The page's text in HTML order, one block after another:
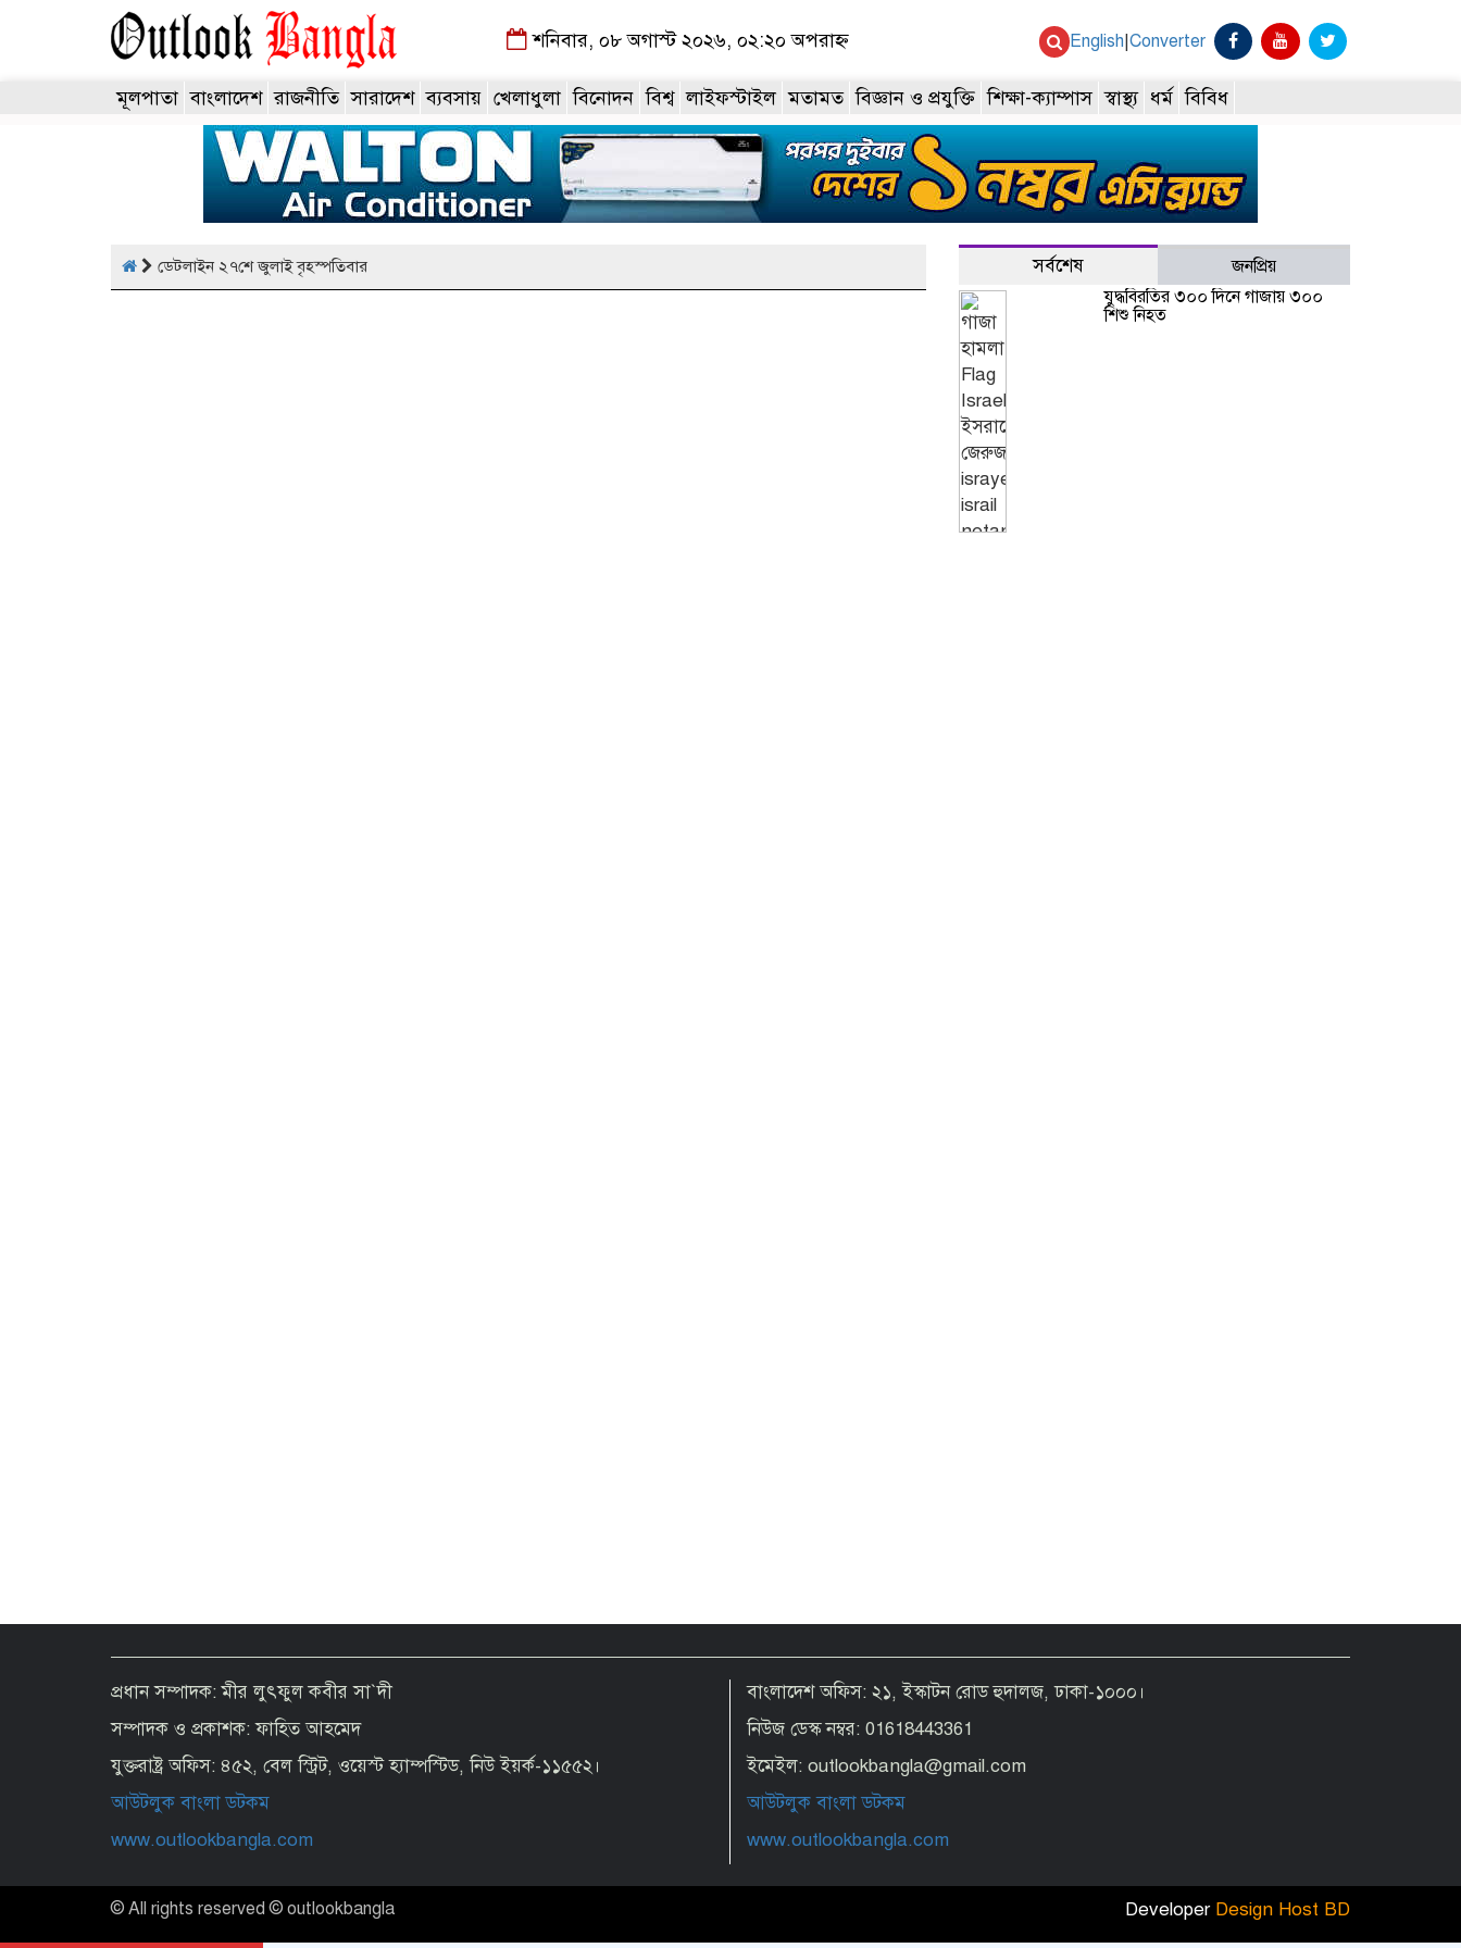
শনিবার, ০৮ অগাস্ট ২০২৬, ০২:২০ অপরাহ্ন English Converter
মূলপাতা বাংলাদেশ রাজনীতি সারাদেশ ব্যবসায় খেলাধুলা বিনোদন বিশ্ব লাইফস্টাইল মতামত বিজ্ঞান ও প্রযুক্তি শিক্ষা-ক্যাম্পাস স্বাস্থ্য ধর্ম বিবিধ
ডেটলাইন ২৭শে জুলাই বৃহস্পতিবার সর্বশেষ
জনপ্রিয়
যুদ্ধবিরতির ৩০০ দিনে গাজায় ৩০০
শিশু নিহত
জনগণের অধিকার নিশ্চিত না হওয়া
প্রধান সম্পাদক: মীর লুৎফুল কবীর সা`দী
সম্পাদক ও প্রকাশক: ফাহিত আহমেদ
যুক্তরাষ্ট্র অফিস: ৪৫২, বেল স্ট্রিট, ওয়েস্ট হ্যাম্পস্টিড, নিউ ইয়র্ক-১১৫৫২।
আউটলুক বাংলা ডটকম
www.outlookbangla.com
বাংলাদেশ অফিস: ২১, ইস্কাটন রোড হুদালজ, ঢাকা-১০০০।
নিউজ ডেস্ক নম্বর: 01618443361
ইমেইল: outlookbangla@gmail.com
আউটলুক বাংলা ডটকম
www.outlookbangla.com
© All rights reserved © outlookbangla Developer Design Host BD